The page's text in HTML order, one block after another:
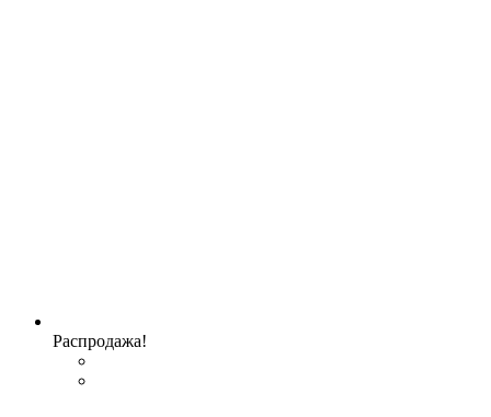
Распродажа!